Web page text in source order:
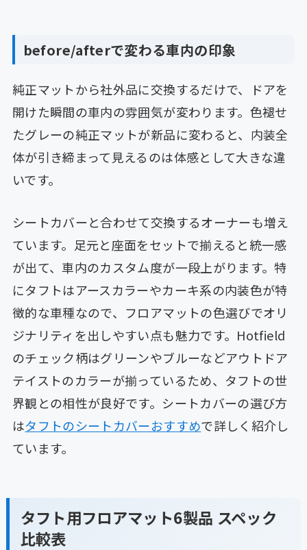
before/afterで変わる車内の印象
純正マットから社外品に交換するだけで、ドアを
開けた瞬間の車内の雰囲気が変わります。色褪せ
たグレーの純正マットが新品に変わると、内装全
体が引き締まって見えるのは体感として大きな違
いです。
シートカバーと合わせて交換するオーナーも増え
ています。足元と座面をセットで揃えると統一感
が出て、車内のカスタム度が一段上がります。特
にタフトはアースカラーやカーキ系の内装色が特
徴的な車種なので、フロアマットの色選びでオリ
ジナリティを出しやすい点も魅力です。Hotfield
のチェック柄はグリーンやブルーなどアウトドア
テイストのカラーが揃っているため、タフトの世
界観との相性が良好です。シートカバーの選び方
はタフトのシートカバーおすすめで詳しく紹介し
ています。
タフト用フロアマット6製品 スペック
比較表